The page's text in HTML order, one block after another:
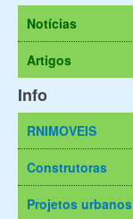
Notícias
Artigos
Info
RNIMOVEIS
Construtoras
Projetos urbanos